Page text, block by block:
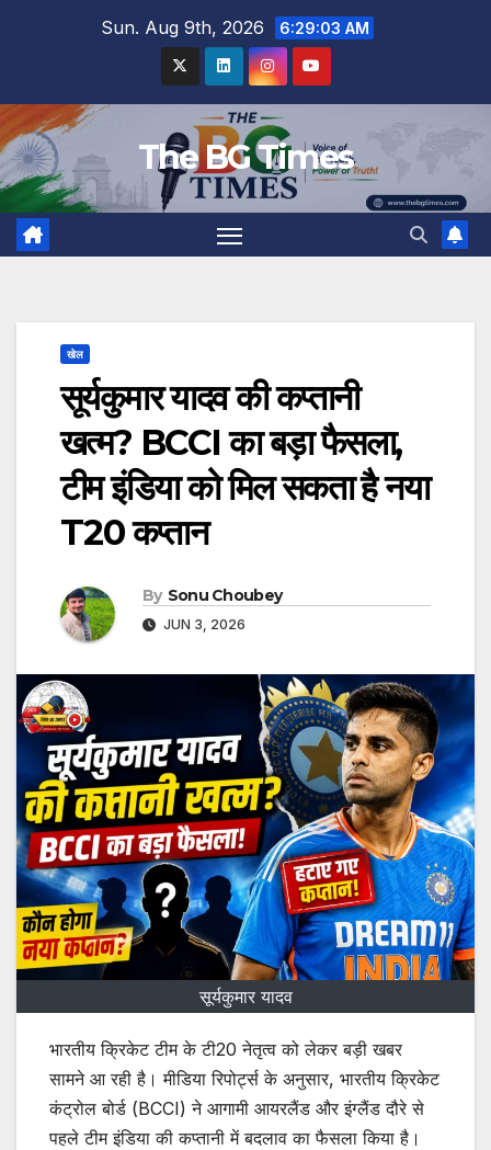
Sun. Aug 9th, 2026 6:29:04 AM
The BG Times
खेल
सूर्यकुमार यादव की कप्तानी
खत्म? BCCI का बड़ा फैसला,
टीम इंडिया को मिल सकता है नया
T20 कप्तान
By Sonu Choubey
JUN 3, 2026
सूर्यकुमार यादव
भारतीय क्रिकेट टीम के टी20 नेतृत्व को लेकर बड़ी खबर
सामने आ रही है। मीडिया रिपोर्ट्स के अनुसार, भारतीय क्रिकेट
कंट्रोल बोर्ड (BCCI) ने आगामी आयरलैंड और इंग्लैंड दौरे से
पहले टीम इंडिया की कप्तानी में बदलाव का फैसला किया है।